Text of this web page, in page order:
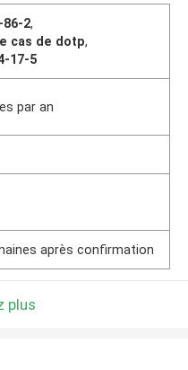
86-2,
cas de dotp,
17-5
par an
après confirmation
plus